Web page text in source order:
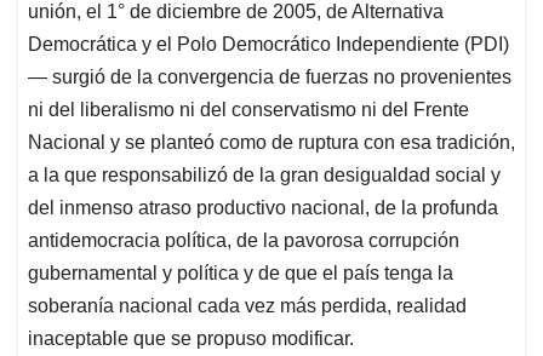
unión, el 1° de diciembre de 2005, de Alternativa
Democrática y el Polo Democrático Independiente (PDI)
— surgió de la convergencia de fuerzas no provenientes
ni del liberalismo ni del conservatismo ni del Frente
Nacional y se planteó como de ruptura con esa tradición,
a la que responsabilizó de la gran desigualdad social y
del inmenso atraso productivo nacional, de la profunda
antidemocracia política, de la pavorosa corrupción
gubernamental y política y de que el país tenga la
soberanía nacional cada vez más perdida, realidad
inaceptable que se propuso modificar.